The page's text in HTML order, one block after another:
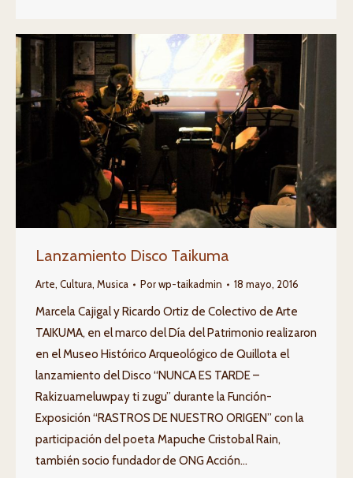
Lanzamiento Disco Taikuma
Arte, Cultura, Musica Porwp-taikadmin 18 mayo, 2016
Marcela Cajigal y Ricardo Ortiz de Colectivo de Arte
TAIKUMA, en el marco del Día del Patrimonio realizaron
en el Museo Histórico Arqueológico de Quillota el
lanzamiento del Disco “NUNCA ES TARDE –
Rakizuameluwpay ti zugu” durante la Función-
Exposición “RASTROS DE NUESTRO ORIGEN” con la
participación del poeta Mapuche Cristobal Rain,
también socio fundador de ONG Acción…